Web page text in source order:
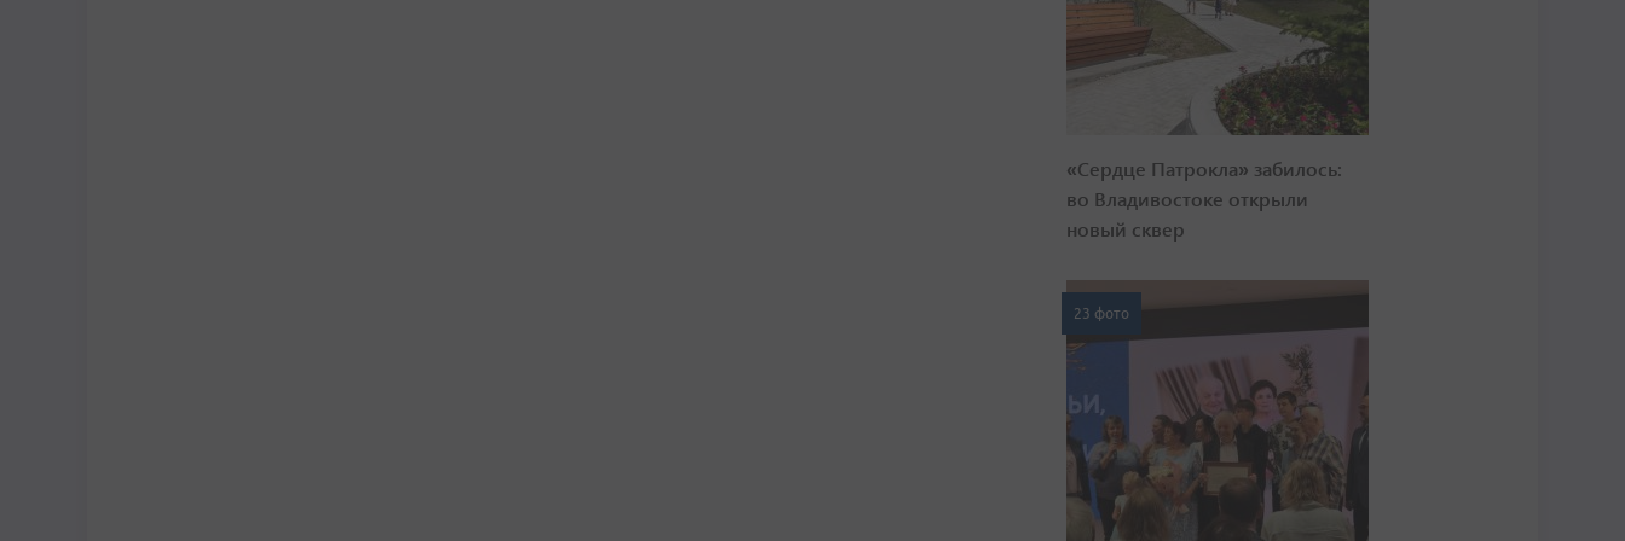
«Сердце Патрокла» забилось:
во Владивостоке открыли
новый сквер
23 фото